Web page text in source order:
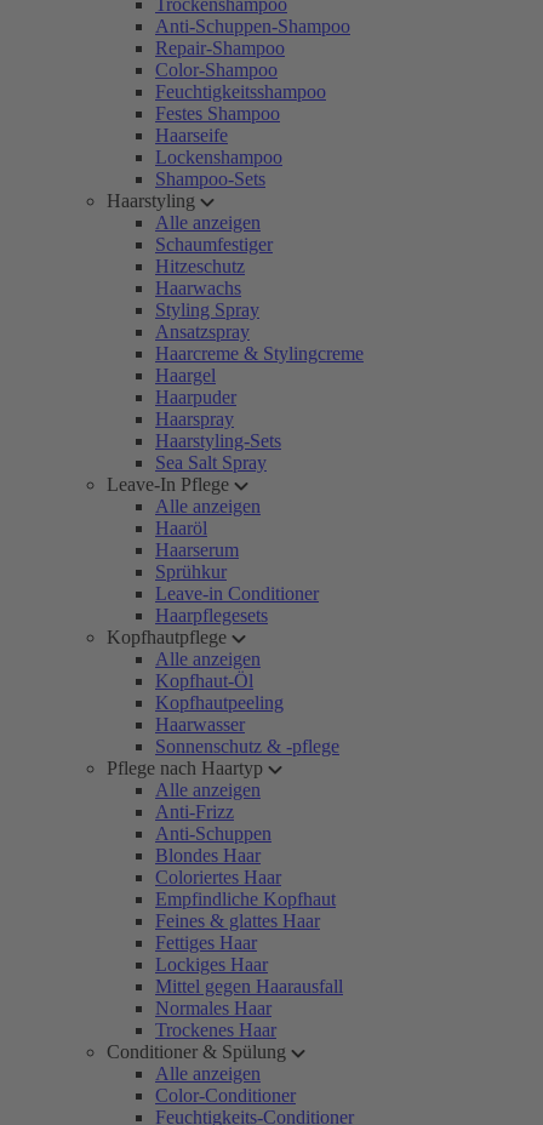
Trockenshampoo
Anti-Schuppen-Shampoo
Repair-Shampoo
Color-Shampoo
Feuchtigkeitsshampoo
Festes Shampoo
Haarseife
Lockenshampoo
Shampoo-Sets
Haarstyling
Alle anzeigen
Schaumfestiger
Hitzeschutz
Haarwachs
Styling Spray
Ansatzspray
Haarcreme & Stylingcreme
Haargel
Haarpuder
Haarspray
Haarstyling-Sets
Sea Salt Spray
Leave-In Pflege
Alle anzeigen
Haaröl
Haarserum
Sprühkur
Leave-in Conditioner
Haarpflegesets
Kopfhautpflege
Alle anzeigen
Kopfhaut-Öl
Kopfhautpeeling
Haarwasser
Sonnenschutz & -pflege
Pflege nach Haartyp
Alle anzeigen
Anti-Frizz
Anti-Schuppen
Blondes Haar
Coloriertes Haar
Empfindliche Kopfhaut
Feines & glattes Haar
Fettiges Haar
Lockiges Haar
Mittel gegen Haarausfall
Normales Haar
Trockenes Haar
Conditioner & Spülung
Alle anzeigen
Color-Conditioner
Feuchtigkeits-Conditioner